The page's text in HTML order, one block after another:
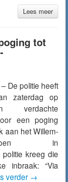
Lees meer
tot
De politie heeft
zaterdag op
verdachte
een poging
aan het Willem-
in
kreeg die
inbraak: “Via
verder →